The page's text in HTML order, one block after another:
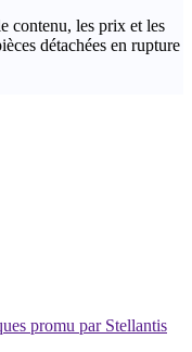
contenu, les prix et les
détachées en rupture
promu par Stellantis